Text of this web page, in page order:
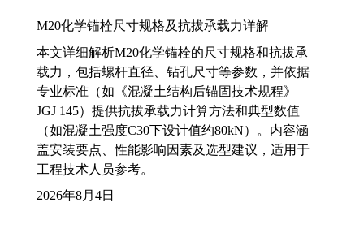
M20化学锚栓尺寸规格及抗拔承载力详解
本文详细解析M20化学锚栓的尺寸规格和抗拔承
载力，包括螺杆直径、钻孔尺寸等参数，并依据
专业标准（如《混凝土结构后锚固技术规程》
JGJ 145）提供抗拔承载力计算方法和典型数值
（如混凝土强度C30下设计值约80kN）。内容涵
盖安装要点、性能影响因素及选型建议，适用于
工程技术人员参考。
2026年8月4日